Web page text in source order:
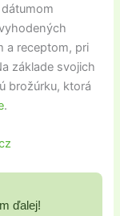
a receptom, pri
základe svojich
brožúrku, ktorá
.
ďalej!